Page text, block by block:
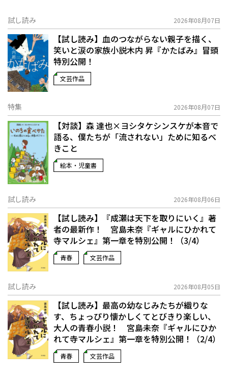
試し読み 2026年08月07日
【試し読み】血のつながらない親子を描く、
笑いと涙の家族小説――木内 昇『かたばみ』冒頭
特別公開！
文芸作品
特集 2026年08月07日
【対談】森 達也×ヨシタケシンスケが本音で
語る、僕たちが「流されない」ために知るべ
きこと
絵本・児童書
試し読み 2026年08月06日
【試し読み】『成瀬は天下を取りにいく』著
者の最新作！ 宮島未奈『ギャルにひかれて
寺マルシェ』第一章を特別公開！（3/4）
青春 文芸作品
試し読み 2026年08月05日
【試し読み】最高の幼なじみたちが織りな
す、ちょっぴり懐かしくてとびきり楽しい、
大人の青春小説！ 宮島未奈『ギャルにひか
れて寺マルシェ』第一章を特別公開！（2/4）
青春 文芸作品